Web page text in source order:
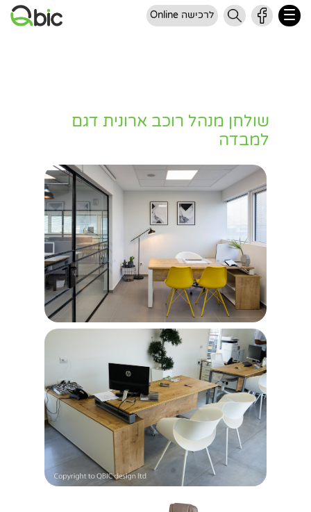
לרכישה Online
שולחן מנהל רוכב ארונית דגם
למבדה